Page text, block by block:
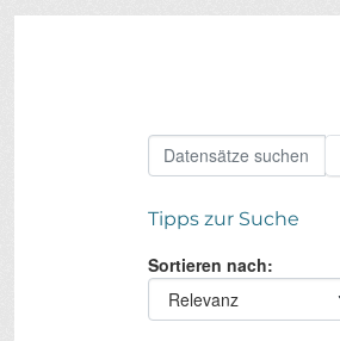
Tipps zur Suche
Sortieren nach